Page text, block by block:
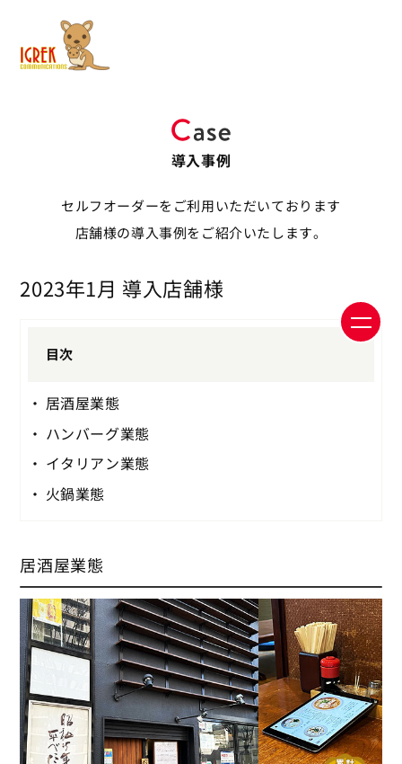
導入事例
セルフオーダーをご利用いただいております
店舗様の導入事例をご紹介いたします。
2023年1月 導入店舗様
目次
居酒屋業態
ハンバーグ業態
イタリアン業態
火鍋業態
居酒屋業態